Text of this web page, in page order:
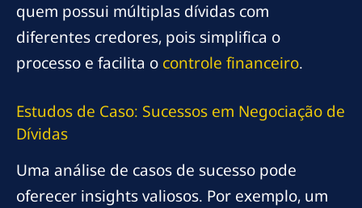
quem possui múltiplas dívidas com
diferentes credores, pois simplifica o
processo e facilita o controle financeiro.
Estudos de Caso: Sucessos em Negociação de
Dívidas
Uma análise de casos de sucesso pode
oferecer insights valiosos. Por exemplo, um